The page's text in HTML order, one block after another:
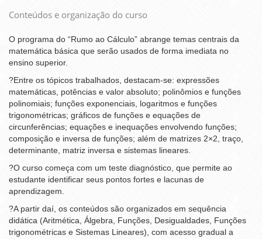
Conteúdos e organização do curso
O programa do “Rumo ao Cálculo” abrange temas centrais da
matemática básica que serão usados de forma imediata no
ensino superior.
?Entre os tópicos trabalhados, destacam-se: expressões
matemáticas, potências e valor absoluto; polinômios e funções
polinomiais; funções exponenciais, logaritmos e funções
trigonométricas; gráficos de funções e equações de
circunferências; equações e inequações envolvendo funções;
composição e inversa de funções; além de matrizes 2×2, traço,
determinante, matriz inversa e sistemas lineares.
?O curso começa com um teste diagnóstico, que permite ao
estudante identificar seus pontos fortes e lacunas de
aprendizagem.
?A partir daí, os conteúdos são organizados em sequência
didática (Aritmética, Álgebra, Funções, Desigualdades, Funções
trigonométricas e Sistemas Lineares), com acesso gradual a